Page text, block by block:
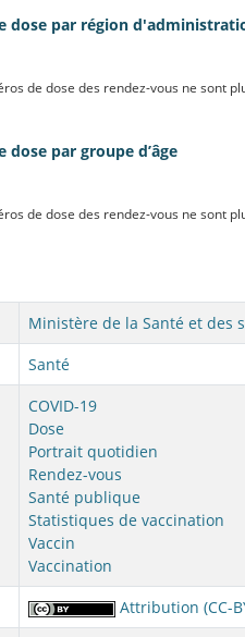
dose par région
de dose des rendez-vous ne sont
par groupe d’âge
de dose des rendez-vous ne sont
Ministère de la Santé et des
Santé
COVID-19
Dose
Portrait quotidien
Rendez-vous
Santé publique
Statistiques de vaccination
Vaccin
Vaccination
Attribution (CC-